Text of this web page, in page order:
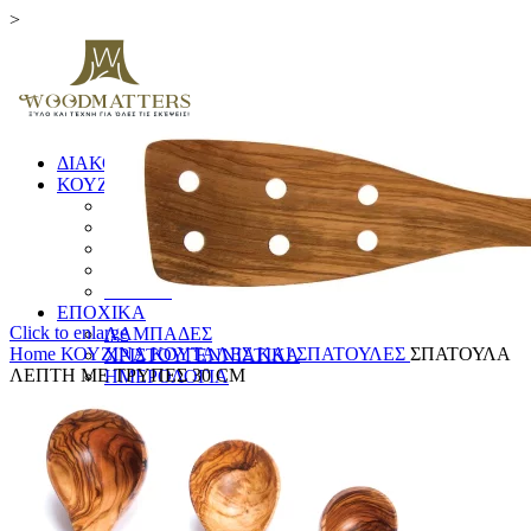
>
ΔΙΑΚΟΣΜΗΤΙΚΑ
ΚΟΥΖΙΝΑ
ΞΥΛΑ ΚΟΠΗΣ
ΕΙΔΗ ΚΟΥΖΙΝΑΣ
ΚΟΥΤΑΛΕΣ ΚΑΙ ΣΠΑΤΟΥΛΕΣ
ΠΙΑΤΑ & ΜΠΩΛ
ΕΠΟΧΙΚΑ
ΛΑΜΠΑΔΕΣ
ΧΡΙΣΤΟΥΓΕΝΝΙΑΤΙΚΑ
ΗΜΕΡΟΛΟΓΙΑ
Ξυλουργικές Κατασκευές
ΕΠΙΠΛΑ
ΚΟΥΦΩΜΑΤΑ
ΠΙΝΑΚΙΔΕΣ
ΚΑΓΚΕΛΑ
ΔΙΑΦΟΡΑ
Click to enlarge
Home ΚΟΥΖΙΝΑΚΟΥΤΑΛΕΣ ΚΑΙ ΣΠΑΤΟΥΛΕΣ ΣΠΑΤΟΥΛΑ
ΛΕΠΤΗ ΜΕ ΤΡΥΠΕΣ 30 CM